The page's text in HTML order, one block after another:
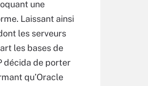
une
Laissant ainsi
les serveurs
les bases de
décida de porter
qu’Oracle